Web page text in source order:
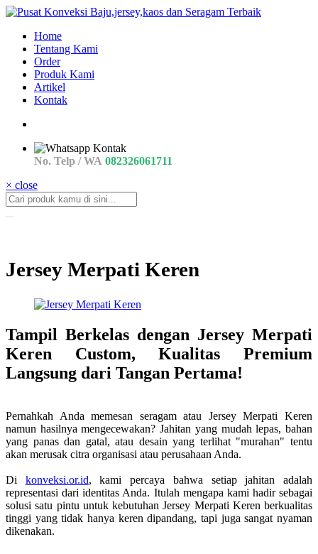
Home
Tentang Kami
Order
Produk Kami
Artikel
Kontak
No. Telp / WA 082326061711
× close
Jersey Merpati Keren
Tampil Berkelas dengan Jersey Merpati
Keren Custom, Kualitas Premium
Langsung dari Tangan Pertama!
Pernahkah Anda memesan seragam atau Jersey Merpati Keren
namun hasilnya mengecewakan? Jahitan yang mudah lepas, bahan
yang panas dan gatal, atau desain yang terlihat "murahan" tentu
akan merusak citra organisasi atau perusahaan Anda.
Di konveksi.or.id, kami percaya bahwa setiap jahitan adalah
representasi dari identitas Anda. Itulah mengapa kami hadir sebagai
solusi satu pintu untuk kebutuhan Jersey Merpati Keren berkualitas
tinggi yang tidak hanya keren dipandang, tapi juga sangat nyaman
dikenakan.